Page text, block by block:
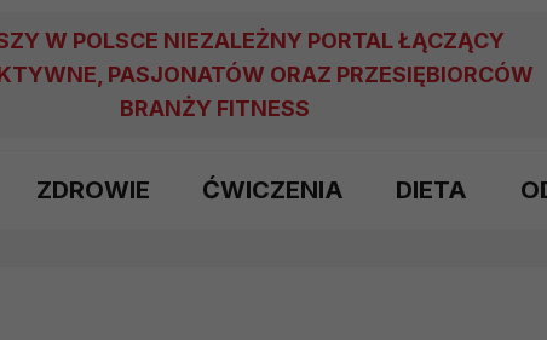
W POLSCE NIEZALEŻNY PORTAL ŁĄCZĄCY
PASJONATÓW ORAZ PRZESIĘBIORCÓW
BRANŻY FITNESS
ZDROWIE ĆWICZENIA DIETA